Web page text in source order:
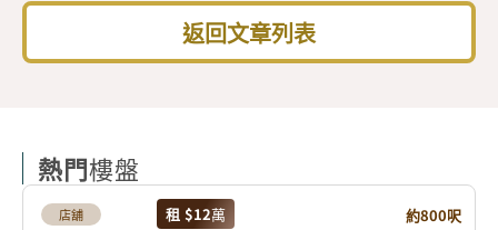
返回文章列表
熱門樓盤
店舖
租 $12萬 約800呎